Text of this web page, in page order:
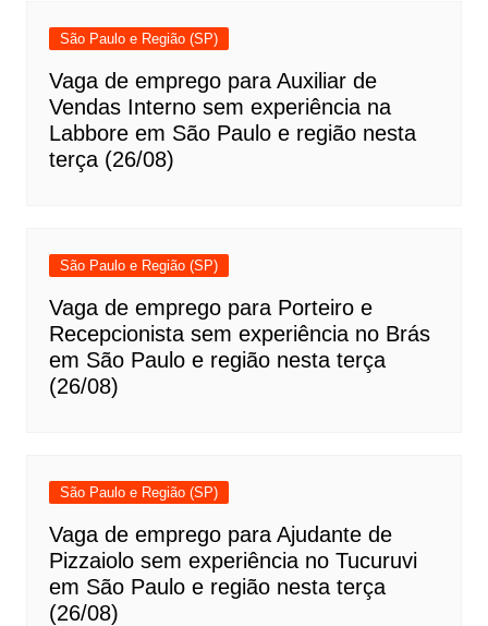
São Paulo e Região (SP)
Vaga de emprego para Auxiliar de
Vendas Interno sem experiência na
Labbore em São Paulo e região nesta
terça (26/08)
São Paulo e Região (SP)
Vaga de emprego para Porteiro e
Recepcionista sem experiência no Brás
em São Paulo e região nesta terça
(26/08)
São Paulo e Região (SP)
Vaga de emprego para Ajudante de
Pizzaiolo sem experiência no Tucuruvi
em São Paulo e região nesta terça
(26/08)